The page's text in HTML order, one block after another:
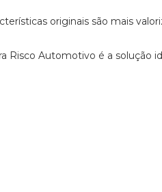
originais são mais
Risco Automotivo é a solução